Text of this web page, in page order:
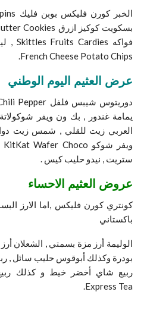
French Cheese Potato Chips.
عرض العثيم اليوم الوطني
العربي زيت للقلي , شمس زيت
ستريت , نيدو حليب كيس .
عروض العثيم الاحساء
كونتري كورن فليكس ,اما الارز
باكستاني
الوليمة أرز مزة بسمتي , الشعلان
بودرة وكذلك أبوقوس حليب سائل ,
Express Tea.